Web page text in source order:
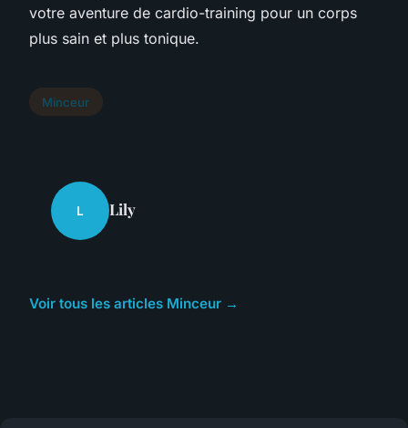
votre aventure de cardio-training pour un corps
plus sain et plus tonique.
Minceur
L Lily
Voir tous les articles Minceur →